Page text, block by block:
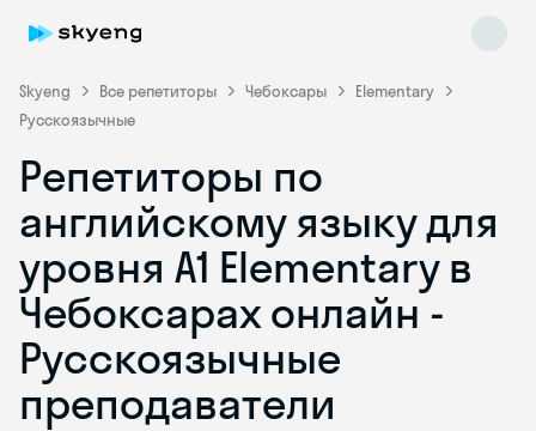
Skyeng Все репетиторы Чебоксары
Elementary
Русскоязычные
Репетиторы по
английскому языку для
уровня A1 Elementary в
Чебоксарах онлайн -
Русскоязычные
преподаватели
Skyeng Chat